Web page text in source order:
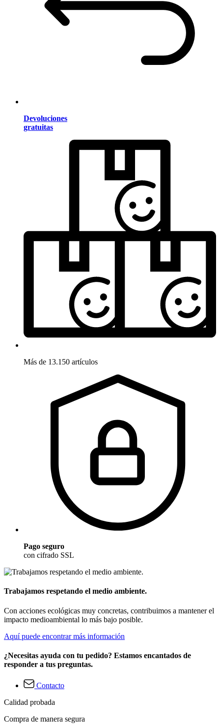
Devoluciones
gratuitas
Más de 13.150 artículos
Pago seguro
con cifrado SSL
Trabajamos respetando el medio ambiente.
Con acciones ecológicas muy concretas, contribuimos a mantener el
impacto medioambiental lo más bajo posible.
Aquí puede encontrar más información
¿Necesitas ayuda con tu pedido? Estamos encantados de
responder a tus preguntas.
Contacto
Calidad probada
Compra de manera segura